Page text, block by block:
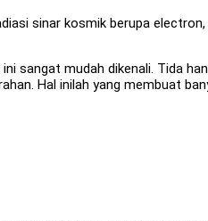
sinar kosmik berupa
sangat mudah dikenali. Tida
Hal inilah yang membuat